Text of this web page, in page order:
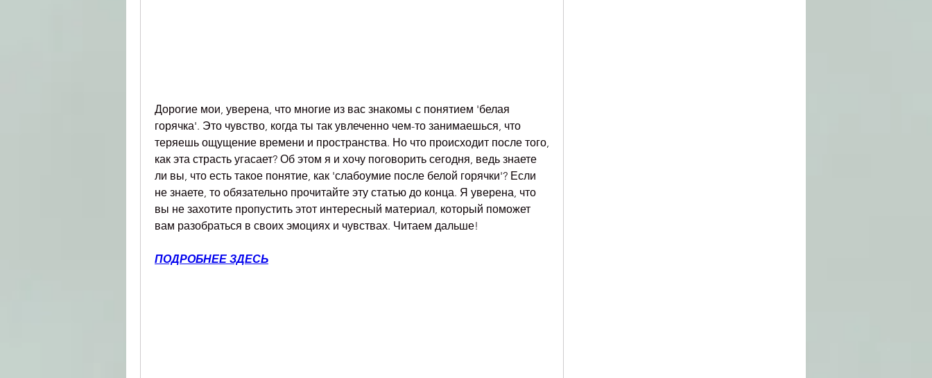
Дорогие мои, уверена, что многие из вас знакомы с понятием 'белая
горячка'. Это чувство, когда ты так увлеченно чем-то занимаешься, что
теряешь ощущение времени и пространства. Но что происходит после того,
как эта страсть угасает? Об этом я и хочу поговорить сегодня, ведь знаете
ли вы, что есть такое понятие, как 'слабоумие после белой горячки'? Если
не знаете, то обязательно прочитайте эту статью до конца. Я уверена, что
вы не захотите пропустить этот интересный материал, который поможет
вам разобраться в своих эмоциях и чувствах. Читаем дальше!
ПОДРОБНЕЕ ЗДЕСЬ